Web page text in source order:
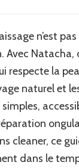
n’est
Avec
respecte la
naturel et
cleaner, ce
dans le